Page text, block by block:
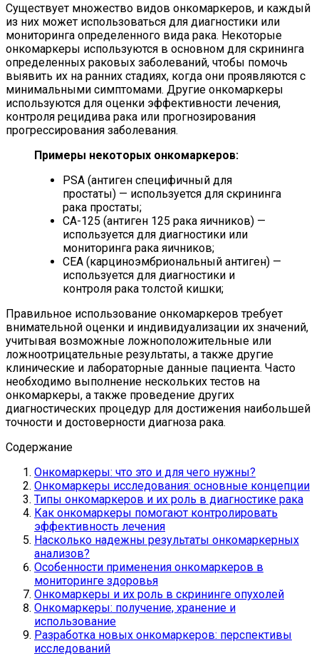
Существует множество видов онкомаркеров, и каждый
из них может использоваться для диагностики или
мониторинга определенного вида рака. Некоторые
онкомаркеры используются в основном для скрининга
определенных раковых заболеваний, чтобы помочь
выявить их на ранних стадиях, когда они проявляются с
минимальными симптомами. Другие онкомаркеры
используются для оценки эффективности лечения,
контроля рецидива рака или прогнозирования
прогрессирования заболевания.
Примеры некоторых онкомаркеров:
PSA (антиген специфичный для
простаты) — используется для скрининга
рака простаты;
CA-125 (антиген 125 рака яичников) —
используется для диагностики или
мониторинга рака яичников;
CEA (карциноэмбриональный антиген) —
используется для диагностики и
контроля рака толстой кишки;
Правильное использование онкомаркеров требует
внимательной оценки и индивидуализации их значений,
учитывая возможные ложноположительные или
ложноотрицательные результаты, а также другие
клинические и лабораторные данные пациента. Часто
необходимо выполнение нескольких тестов на
онкомаркеры, а также проведение других
диагностических процедур для достижения наибольшей
точности и достоверности диагноза рака.
Содержание
Онкомаркеры: что это и для чего нужны?
Онкомаркеры исследования: основные концепции
Типы онкомаркеров и их роль в диагностике рака
Как онкомаркеры помогают контролировать
эффективность лечения
Насколько надежны результаты онкомаркерных
анализов?
Особенности применения онкомаркеров в
мониторинге здоровья
Онкомаркеры и их роль в скрининге опухолей
Онкомаркеры: получение, хранение и
использование
Разработка новых онкомаркеров: перспективы
исследований